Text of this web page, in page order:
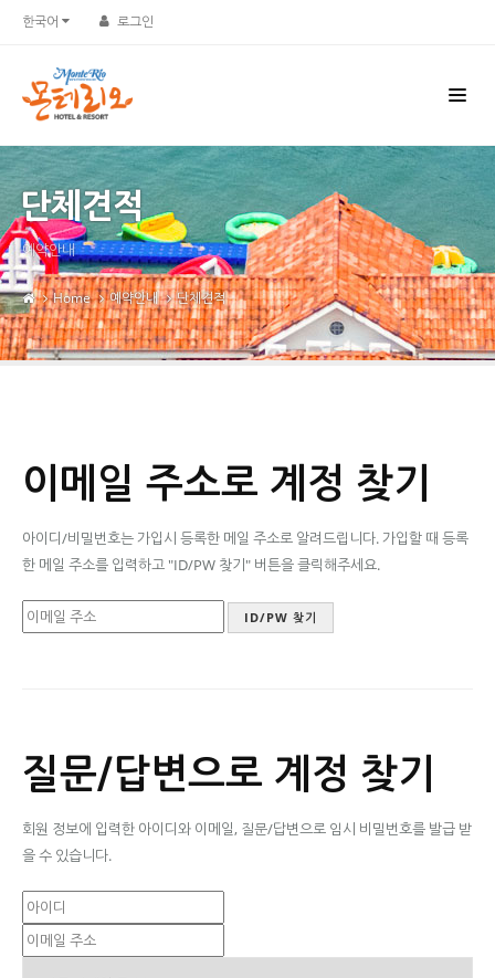
한국어 로그인
단체견적
예약안내
Home 예약안내 단체견적
이메일 주소로 계정 찾기
아이디/비밀번호는 가입시 등록한 메일 주소로 알려드립니다. 가입할 때 등록
한 메일 주소를 입력하고 "ID/PW 찾기" 버튼을 클릭해주세요.
질문/답변으로 계정 찾기
회원 정보에 입력한 아이디와 이메일, 질문/답변으로 임시 비밀번호를 발급 받
을 수 있습니다.